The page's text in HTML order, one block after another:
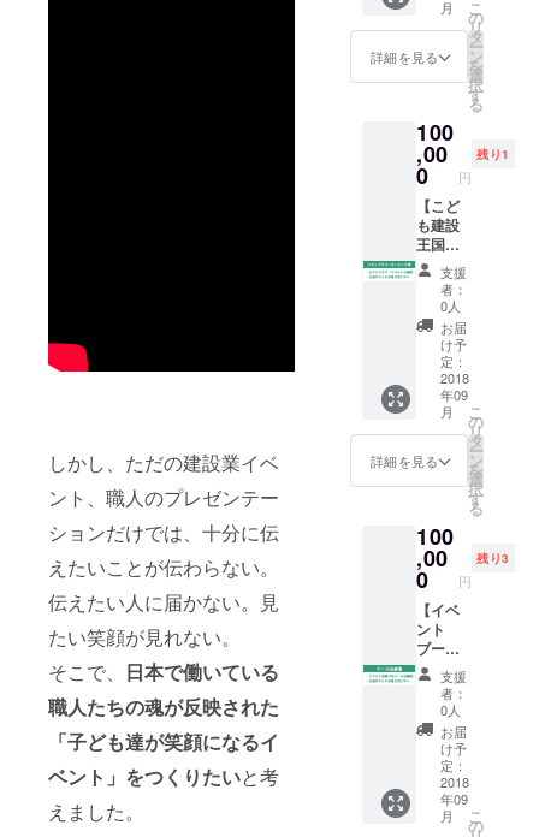
しかし、ただの建設業イベ
ント、職人のプレゼンテー
ションだけでは、十分に伝
えたいことが伝わらない。
伝えたい人に届かない。見
たい笑顔が見れない。
そこで、 日本で働いている
職人たちの魂が反映された
「子ども達が笑顔になるイ
ベント」をつくりたいと考
えました。
て、反
りや割
れが生
ので、
湿気や
湿度の
急激な
変化の
ある場
所での
ご使用
は避け
てくだ
さい。
意≫ 無
垢の木
は製品
になっ
ますの
で、湿
気を
吸った
り吐い
たりし
て伸縮
しま
す。 そ
のた
め、ご
使用に
なる環
境や気
候に
よっ
て、反
りや割
れが生
ります
ので、
湿気や
湿度の
急激な
変化の
ある場
所での
ご使用
は避け
てくだ
さい。
× Ｄ
3.6cm
H27cm
×
W8.5c
m ×
D1.8cm
台座 :
H3.2cm
×
W11cm
D8.8cm
重さ：
770ｇ
【素
材】
ウォー
トとホ
ワイト
地】 日
本 【付
属品】
雲シー
ル、壁
掛け用
ピン
《ご使
用上の
注意》
・本品
は「お
札」を
収納す
る商品
です。
への社
名掲載
大会専
社名記
載 建設
職人甲
州大会
入場チ
ケット2
枚（1枚
2,000
円）付
き
掲載
（指定
ロゴ：
約500枚
定 大会
パンフ
レット
広告１/
４ペー
ジ掲載
※約600
部を
ホール
来場者
へ配布
予定 大
会パン
フレッ
トへの
協賛一
覧への
社名掲
600部を
来場者
へ配布
予定
ホーム
ページ
への社
名掲載
大会専
用ホー
ムペー
ジへの
社名記
載 大会
オリジ
ナルT
シャツ
が作る
本気の
犬小屋
あなた
のため
だけ
に、こ
だわり
の素
材・こ
だわり
の技術
で作り
ます。
作るの
は昨年
建設職
人甲子
園九州
決勝大
会にて
優勝
し、幕
全国大
会に出
場した
安河内
建設株
式会社
の大工
職人た
ち。 ク
ラウド
ファン
ディン
グにて1
台限
定。 真
心を込
月
詳細を見る
こ
の
リ
タ
ー
ン
を
選
択
す
る
100
,00
0 円
残り1
【こど
も建設
王国ス
タンプ
ラリー
ネーミ
ング
権】 イ
ベント
当日、
会場内
で開催
するイ
ベント
スタン
ネーミ
ング権
です。
約6,000
名がイ
ベント
参加予
定。 ス
タンプ
ラリー
に使用
する
シート
にロゴ
掲載等
ももち
支援
者：
0人
お届
け予
定：
2018
年09
月
詳細を見る
こ
の
リ
タ
ー
ン
を
選
択
す
る
100
,00
0 円
残り3
【イベ
ント
ブース
出展
権】 大
会当日
ブース
出展
（約２
M×２M
ブー
ス） 建
支援
者：
0人
お届
け予
定：
2018
年09
月
こ
の